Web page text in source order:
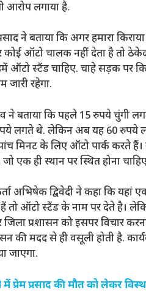
आरोप लगाया है.
ने बताया कि अगर हमारा
ऑटो चालक नहीं देता है तो
ऑटो स्टैंड चाहिए. चाहे सड़क पर
जारी रहेगा.
ने बताया कि पहले 15 रुपये चुंगी
लगते थे. लेकिन अब यह 60 रुपये
मिनट के लिए ऑटो पार्क करते
एक ही स्थान पर स्थित होना
अभिषेक द्विवेदी ने कहा कि
तो ऑटो स्टैंड के नाम पर देते है।
जिला प्रशासन को इसपर विचार
की मदद से ही वसूली होती है.
जाएगा.
में प्रेम प्रसाद की मौत को लेकर